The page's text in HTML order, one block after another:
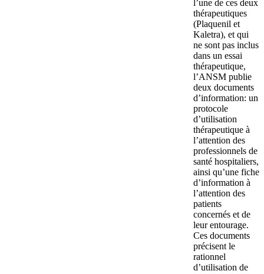
l’une de ces deux
thérapeutiques
(Plaquenil et
Kaletra), et qui
ne sont pas inclus
dans un essai
thérapeutique,
l’ANSM publie
deux documents
d’information: un
protocole
d’utilisation
thérapeutique à
l’attention des
professionnels de
santé hospitaliers,
ainsi qu’une fiche
d’information à
l’attention des
patients
concernés et de
leur entourage.
Ces documents
précisent le
rationnel
d’utilisation de